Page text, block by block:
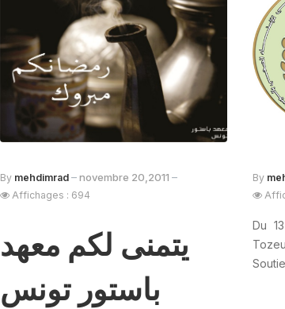
By mehdimrad novembre 20,2011
Affichages : 694
يتمنى لكم معهد
باستور تونس
By
Du